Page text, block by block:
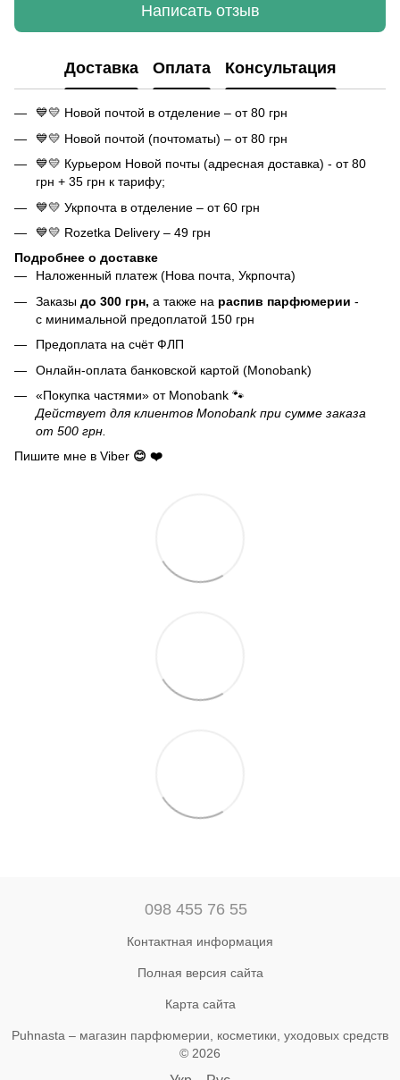
Написать отзыв
Доставка Оплата Консультация
💙💛 Новой почтой в отделение – от 80 грн
💙💛 Новой почтой (почтоматы) – от 80 грн
💙💛 Курьером Новой почты (адресная доставка) - от 80
грн + 35 грн к тарифу;
💙💛 Укрпочта в отделение – от 60 грн
💙💛 Rozetka Delivery – 49 грн
Подробнее о доставке
Наложенный платеж (Нова почта, Укрпочта)
Заказы до 300 грн, а также на распив парфюмерии -
с минимальной предоплатой 150 грн
Предоплата на счёт ФЛП
Онлайн-оплата банковской картой (Monobank)
«Покупка частями» от Monobank 🐾
Действует для клиентов Monobank при сумме заказа
от 500 грн.
Пишите мне в Viber 😊 ❤️
098 455 76 55
Контактная информация
Полная версия сайта
Карта сайта
Puhnasta – магазин парфюмерии, косметики, уходовых средств
© 2026